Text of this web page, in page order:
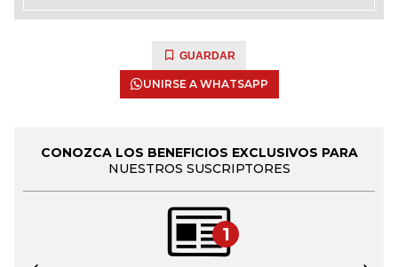
GUARDAR
UNIRSE A WHATSAPP
CONOZCA LOS BENEFICIOS EXCLUSIVOS PARA
NUESTROS SUSCRIPTORES
1